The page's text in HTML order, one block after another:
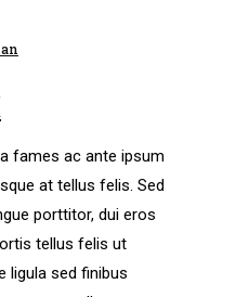
fames ac ante ipsum
at tellus felis. Sed
porttitor, dui eros
tellus felis ut
ligula sed finibus